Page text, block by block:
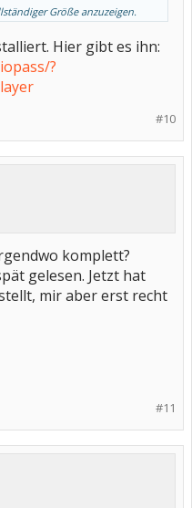
Größe anzuzeigen.
Hier gibt es ihn:
?
#10
komplett?
gelesen. Jetzt hat
mir aber erst recht
#11